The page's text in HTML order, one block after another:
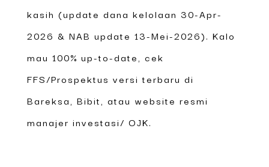
kasih (update dana kelolaan 30-Apr-
2026 & NAB update 13-Mei-2026). Kalo
mau 100% up-to-date, cek
FFS/Prospektus versi terbaru di
Bareksa, Bibit, atau website resmi
manajer investasi/ OJK.